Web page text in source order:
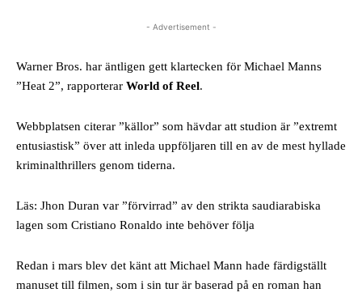
- Advertisement -
Warner Bros. har äntligen gett klartecken för Michael Manns
”Heat 2”, rapporterar World of Reel.
Webbplatsen citerar ”källor” som hävdar att studion är ”extremt
entusiastisk” över att inleda uppföljaren till en av de mest hyllade
kriminalthrillers genom tiderna.
Läs: Jhon Duran var ”förvirrad” av den strikta saudiarabiska
lagen som Cristiano Ronaldo inte behöver följa
Redan i mars blev det känt att Michael Mann hade färdigställt
manuset till filmen, som i sin tur är baserad på en roman han